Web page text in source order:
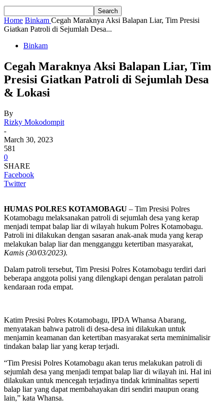
Home Binkam Cegah Maraknya Aksi Balapan Liar, Tim Presisi
Giatkan Patroli di Sejumlah Desa...
Binkam
Cegah Maraknya Aksi Balapan Liar, Tim
Presisi Giatkan Patroli di Sejumlah Desa
& Lokasi
By
Rizky Mokodompit
-
March 30, 2023
581
0
SHARE
Facebook
Twitter
HUMAS POLRES KOTAMOBAGU – Tim Presisi Polres
Kotamobagu melaksanakan patroli di sejumlah desa yang kerap
menjadi tempat balap liar di wilayah hukum Polres Kotamobagu.
Patroli ini dilakukan dengan sasaran anak-anak muda yang kerap
melakukan balap liar dan mengganggu ketertiban masyarakat,
Kamis (30/03/2023).
Dalam patroli tersebut, Tim Presisi Polres Kotamobagu terdiri dari
beberapa anggota polisi yang dilengkapi dengan peralatan patroli
kendaraan roda empat.
Katim Presisi Polres Kotamobagu, IPDA Whansa Abarang,
menyatakan bahwa patroli di desa-desa ini dilakukan untuk
menjamin keamanan dan ketertiban masyarakat serta meminimalisir
tindakan balap liar yang kerap terjadi.
“Tim Presisi Polres Kotamobagu akan terus melakukan patroli di
sejumlah desa yang menjadi tempat balap liar di wilayah ini. Hal ini
dilakukan untuk mencegah terjadinya tindak kriminalitas seperti
balap liar yang dapat membahayakan diri sendiri maupun orang
lain,” kata Whansa.